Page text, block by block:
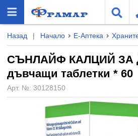
Назад | Начало Е-Аптека
СЪНЛАЙФ КАЛЦИЙ ЗА
дъвчащи таблетки * 60
Арт. №: 30128150